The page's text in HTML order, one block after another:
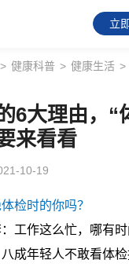
立
> 健康科普 > 健康生活 >
6大理由，“
来看看
10-19
检时的你吗？
工作这么忙，哪有时
成年轻人不敢看体